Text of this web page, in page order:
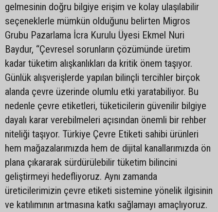
gelmesinin doğru bilgiye erişim ve kolay ulaşılabilir
seçeneklerle mümkün olduğunu belirten Migros
Grubu Pazarlama İcra Kurulu Üyesi Ekmel Nuri
Baydur, “Çevresel sorunların çözümünde üretim
kadar tüketim alışkanlıkları da kritik önem taşıyor.
Günlük alışverişlerde yapılan bilinçli tercihler birçok
alanda çevre üzerinde olumlu etki yaratabiliyor. Bu
nedenle çevre etiketleri, tüketicilerin güvenilir bilgiye
dayalı karar verebilmeleri açısından önemli bir rehber
niteliği taşıyor. Türkiye Çevre Etiketi sahibi ürünleri
hem mağazalarımızda hem de dijital kanallarımızda ön
plana çıkararak sürdürülebilir tüketim bilincini
geliştirmeyi hedefliyoruz. Aynı zamanda
üreticilerimizin çevre etiketi sistemine yönelik ilgisinin
ve katılımının artmasına katkı sağlamayı amaçlıyoruz.